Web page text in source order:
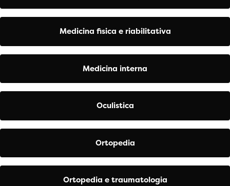
Medicina fisica e riabilitativa
Medicina interna
Oculistica
Ortopedia
Ortopedia e traumatologia